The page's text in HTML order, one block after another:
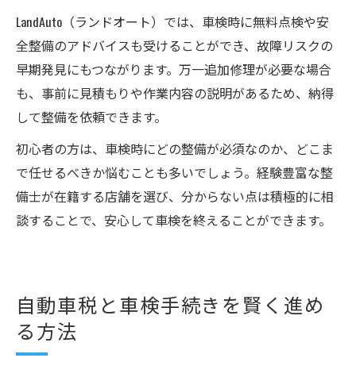
LandAuto（ランドオート）では、車検時に無料点検や安
全整備のアドバイスも受けることができ、故障リスクの
早期発見にもつながります。万一追加修理が必要な場合
も、事前に見積もりや作業内容の説明があるため、納得
して整備を依頼できます。
初心者の方は、車検時にどの整備が必須なのか、どこま
で任せるべきか悩むことも多いでしょう。経験豊富な整
備士が在籍する店舗を選び、分からない点は積極的に相
談することで、安心して車検を終えることができます。
自動車税と車検手続きを賢く進め
る方法